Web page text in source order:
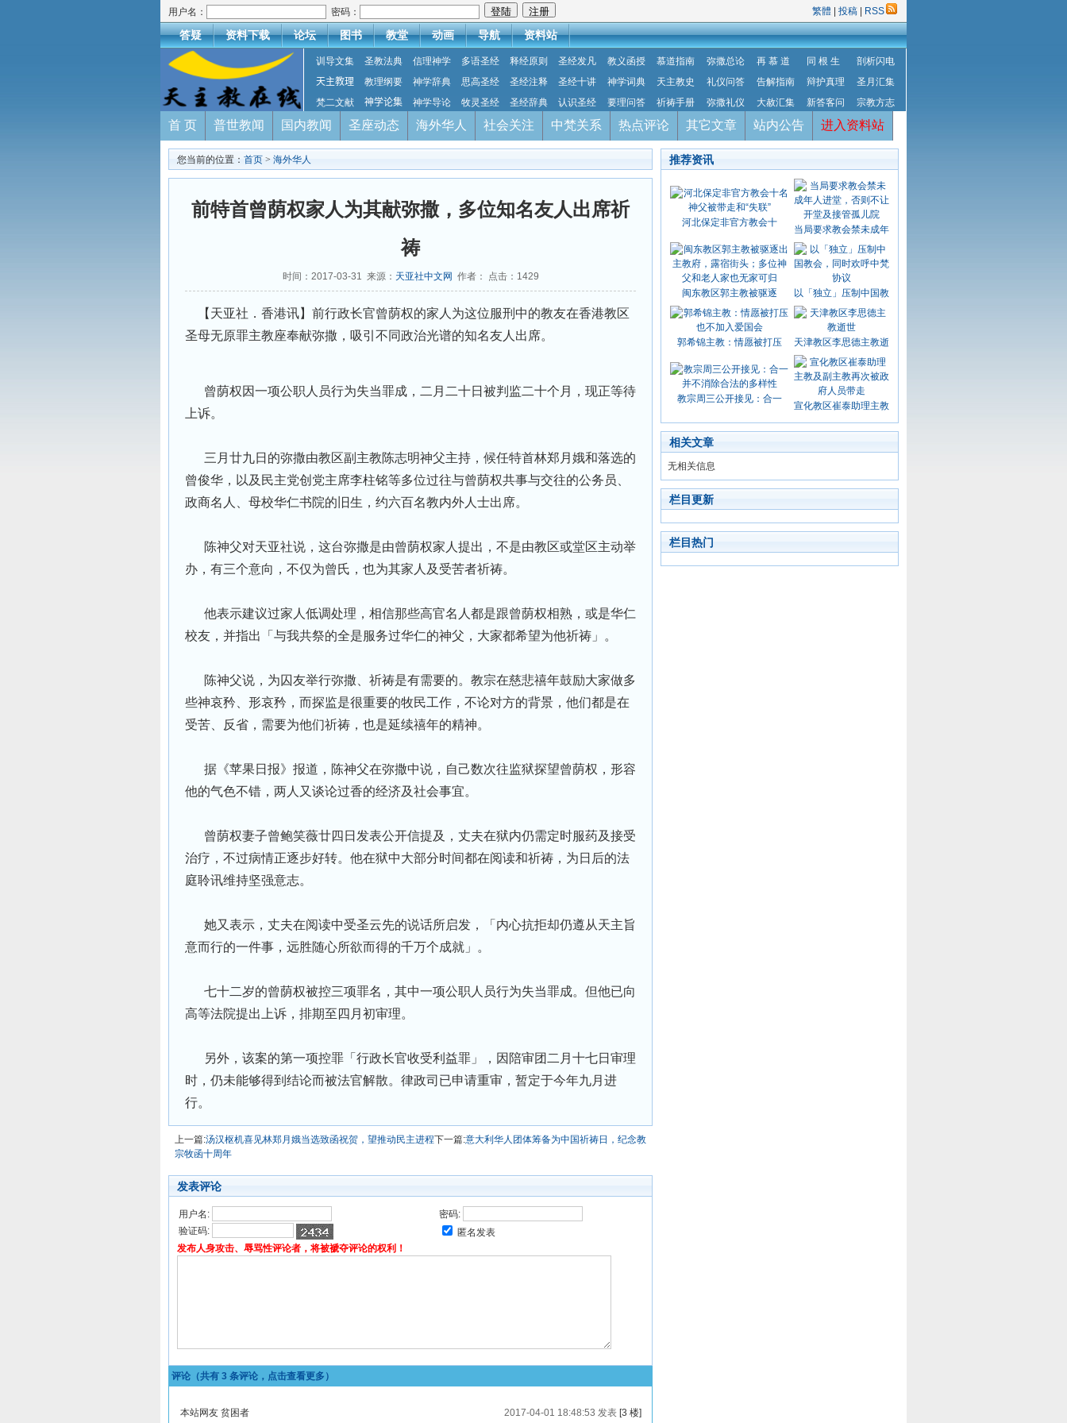
用户名： 密码： 繁體 投稿 RSS
答疑 资料下载 论坛 图书 教堂 动画 导航 资料站
训导文集 圣教法典 信理神学 多语圣经 释经原则 圣经发凡 教义函授 慕道指南 弥撒总论 再 慕 道 同 根 生
剖析闪电
天主教理
教理纲要 神学辞典 思高圣经 圣经注释 圣经十讲 神学词典 天主教史 礼仪问答 告解指南 辩护真理
圣月汇集
梵二文献
神学论集 神学导论 牧灵圣经 圣经辞典 认识圣经 要理问答 祈祷手册 弥撒礼仪 大赦汇集 新答客问 宗教方志
首 页 普世教闻 国内教闻 圣座动态 海外华人 社会关注 中梵关系 热点评论 其它文章 站内公告 进入资料站
您当前的位置： 首页 > 海外华人
前特首曾荫权家人为其献弥撒，多位知名友人出席祈
祷
时间：2017-03-31 来源： 天亚社中文网 作者： 点击： 1429
【天亚社．香港讯】前行政长官曾荫权的家人为这位服刑中的教友在香港教区
圣母无原罪主教座奉献弥撒，吸引不同政治光谱的知名友人出席。
曾荫权因一项公职人员行为失当罪成，二月二十日被判监二十个月，现正等待
上诉。
三月廿九日的弥撒由教区副主教陈志明神父主持，候任特首林郑月娥和落选的
曾俊华，以及民主党创党主席李柱铭等多位过往与曾荫权共事与交往的公务员、
政商名人、母校华仁书院的旧生，约六百名教内外人士出席。
陈神父对天亚社说，这台弥撒是由曾荫权家人提出，不是由教区或堂区主动举
办，有三个意向，不仅为曾氏，也为其家人及受苦者祈祷。
他表示建议过家人低调处理，相信那些高官名人都是跟曾荫权相熟，或是华仁
校友，并指出「与我共祭的全是服务过华仁的神父，大家都希望为他祈祷」。
陈神父说，为囚友举行弥撒、祈祷是有需要的。教宗在慈悲禧年鼓励大家做多
些神哀矜、形哀矜，而探监是很重要的牧民工作，不论对方的背景，他们都是在
受苦、反省，需要为他们祈祷，也是延续禧年的精神。
据《苹果日报》报道，陈神父在弥撒中说，自己数次往监狱探望曾荫权，形容
他的气色不错，两人又谈论过香的经济及社会事宜。
曾荫权妻子曾鲍笑薇廿四日发表公开信提及，丈夫在狱内仍需定时服药及接受
治疗，不过病情正逐步好转。他在狱中大部分时间都在阅读和祈祷，为日后的法
庭聆讯维持坚强意志。
她又表示，丈夫在阅读中受圣云先的说话所启发，「内心抗拒却仍遵从天主旨
意而行的一件事，远胜随心所欲而得的千万个成就」。
七十二岁的曾荫权被控三项罪名，其中一项公职人员行为失当罪成。但他已向
高等法院提出上诉，排期至四月初审理。
另外，该案的第一项控罪「行政长官收受利益罪」，因陪审团二月十七日审理
时，仍未能够得到结论而被法官解散。律政司已申请重审，暂定于今年九月进
行。
上一篇:汤汉枢机喜见林郑月娥当选致函祝贺，望推动民主进程下一篇:意大利华人团体筹备为中国祈祷日，纪念教
宗牧函十周年
发表评论
用户名:
密码:
验证码:
匿名发表
发布人身攻击、辱骂性评论者，将被褫夺评论的权利！
评论（共有 3 条评论，点击查看更多）
本站网友 贫困者 2017-04-01 18:48:53 发表[3 楼]
推荐资讯
河北保定非官方教会十
当局要求教会禁未成年
闽东教区郭主教被驱逐 以「独立」压制中国教
郭希锦主教：情愿被打压 天津教区李思德主教逝
教宗周三公开接见：合一
宣化教区崔泰助理主教
相关文章
无相关信息
栏目更新
栏目热门